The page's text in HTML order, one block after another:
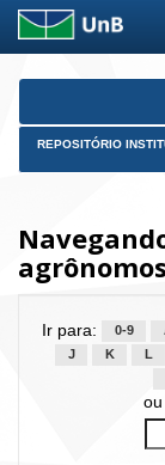
Skip
REPOSITÓRIO
agrônomos
Ir para: 0-9
J
K L